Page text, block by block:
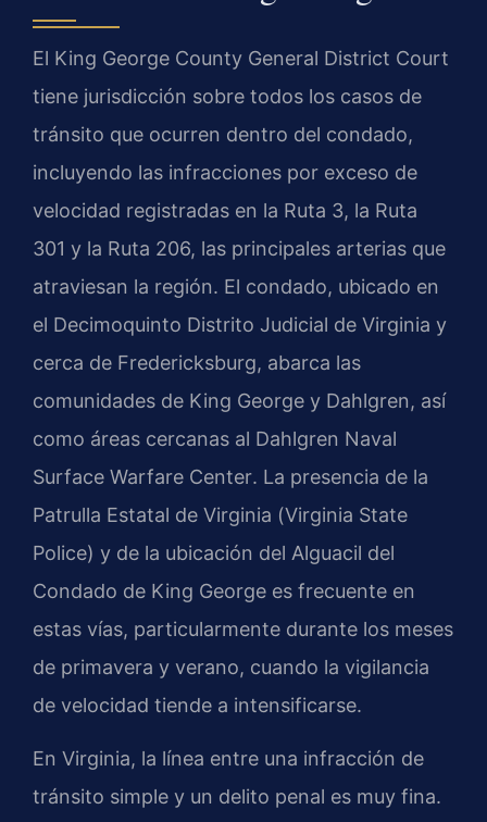
El King George County General District Court
tiene jurisdicción sobre todos los casos de
tránsito que ocurren dentro del condado,
incluyendo las infracciones por exceso de
velocidad registradas en la Ruta 3, la Ruta
301 y la Ruta 206, las principales arterias que
atraviesan la región. El condado, ubicado en
el Decimoquinto Distrito Judicial de Virginia y
cerca de Fredericksburg, abarca las
comunidades de King George y Dahlgren, así
como áreas cercanas al Dahlgren Naval
Surface Warfare Center. La presencia de la
Patrulla Estatal de Virginia (Virginia State
Police) y de la ubicación del Alguacil del
Condado de King George es frecuente en
estas vías, particularmente durante los meses
de primavera y verano, cuando la vigilancia
de velocidad tiende a intensificarse.
En Virginia, la línea entre una infracción de
tránsito simple y un delito penal es muy fina.